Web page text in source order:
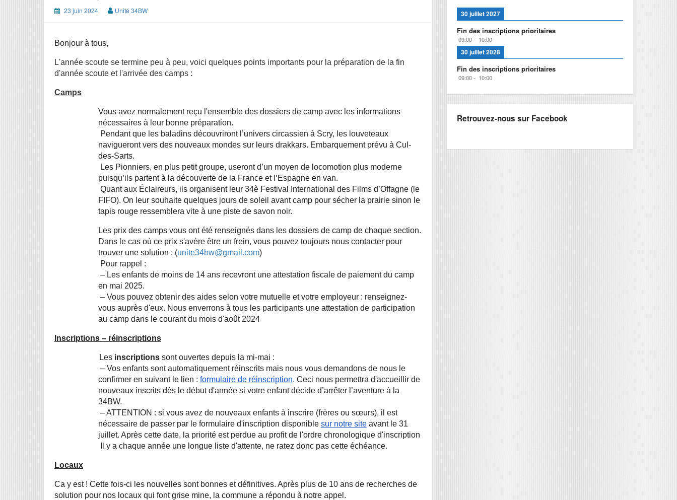
23 juin 2024 Unité 34BW
Bonjour à tous,
L'année scoute se termine peu à peu, voici quelques points importants pour la préparation de la fin
d'année scoute et l'arrivée des camps :
Camps
Vous avez normalement reçu l'ensemble des dossiers de camp avec les informations
nécessaires à leur bonne préparation.
navigueront vers des nouveaux mondes sur leurs drakkars. Embarquement prévu à Cul-
des-Sarts.
puisqu’ils partent à la découverte de la France et l’Espagne en van.
FIFO). On leur souhaite quelques jours de soleil avant camp pour sécher la prairie sinon le
tapis rouge ressemblera vite à une piste de savon noir.
Les prix des camps vous ont été renseignés dans les dossiers de camp de chaque section.
Dans le cas où ce prix s'avère être un frein, vous pouvez toujours nous contacter pour
trouver une solution : (unite34bw@gmail.com)
Pour rappel :
en mai 2025.
vous auprès d'eux. Nous enverrons à tous les participants une attestation de participation
au camp dans le courant du mois d'août 2024
Inscriptions – réinscriptions
Les inscriptions sont ouvertes depuis la mi-mai :
confirmer en suivant le lien : formulaire de réinscription. Ceci nous permettra d'accueillir de
nouveaux inscrits dès le début d'année si votre enfant décide d’arrêter l’aventure à la
34BW.
nécessaire de passer par le formulaire d'inscription disponible sur notre site avant le 31
juillet. Après cette date, la priorité est perdue au profit de l'ordre chronologique d'inscription
Il y a chaque année une longue liste d'attente, ne ratez donc pas cette échéance.
Locaux
Ca y est ! Cette fois-ci les nouvelles sont bonnes et définitives. Après plus de 10 ans de recherches de
solution pour nos locaux qui font grise mine, la commune a répondu à notre appel.
30 juillet 2027
Fin des inscriptions prioritaires
09:00- 10:00
30 juillet 2028
Fin des inscriptions prioritaires
09:00- 10:00
Retrouvez-nous sur Facebook